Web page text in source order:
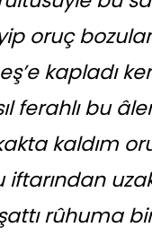
oruç
kapladı
ferahlı bu
kaldım
iftarından
rûhuma